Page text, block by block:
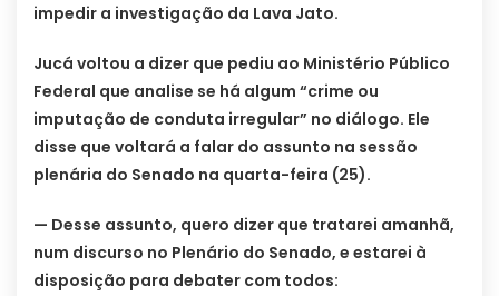
impedir a investigação da Lava Jato.
Jucá voltou a dizer que pediu ao Ministério Público
Federal que analise se há algum “crime ou
imputação de conduta irregular” no diálogo. Ele
disse que voltará a falar do assunto na sessão
plenária do Senado na quarta-feira (25).
— Desse assunto, quero dizer que tratarei amanhã,
num discurso no Plenário do Senado, e estarei à
disposição para debater com todos: